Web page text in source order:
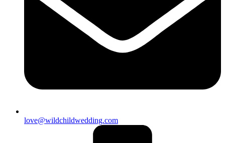
love@wildchildwedding.com